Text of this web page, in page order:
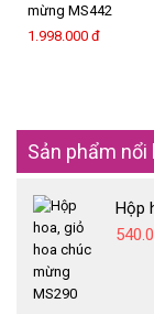
mừng MS442
1.998.000 đ
Sản phẩm nổi
Hộp